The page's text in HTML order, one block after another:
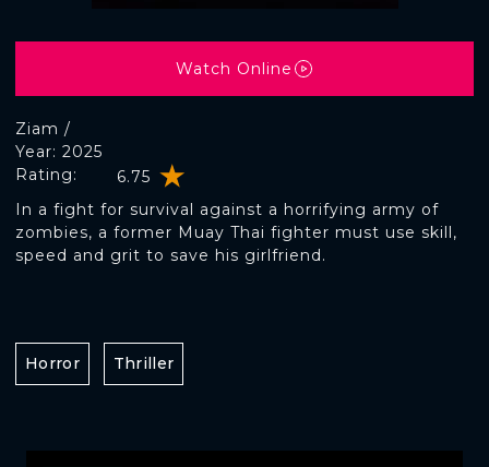
Ziam /
Rating: 6.75
Year: 2025
In a fight for survival against a horrifying army of
zombies, a former Muay Thai fighter must use skill,
speed and grit to save his girlfriend.
Watch Online
Horror Thriller